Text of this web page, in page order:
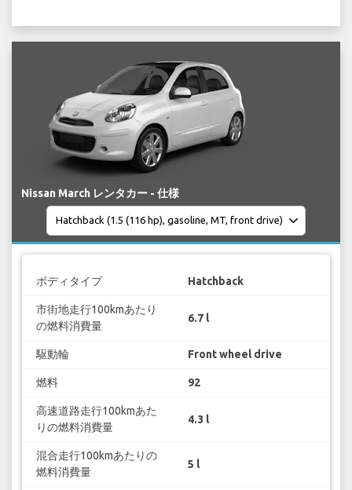
Nissan March レンタカー - 仕様
ボディタイプ Hatchback
市街地走行100kmあたり
の燃料消費量
6.7 l
駆動輪 Front wheel drive
燃料 92
高速道路走行100kmあた
りの燃料消費量
4.3 l
混合走行100kmあたりの
燃料消費量
5 l